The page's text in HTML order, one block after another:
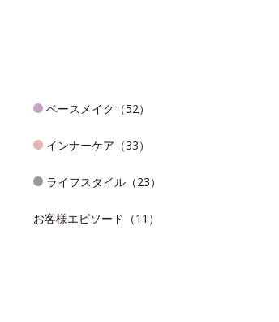
ベースメイク（52）
インナーケア（33）
ライフスタイル（23）
お客様エピソード（11）